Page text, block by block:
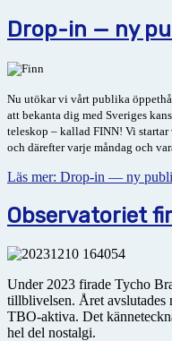
Drop-in — ny
Nu utökar vi vårt publika
att bekanta dig med Sveriges
teleskop – kallad FINN! Vi
och därefter varje måndag och
Läs mer: Drop-in — ny
Observatoriet
Under 2023 firade Tycho
tillblivelsen. Året avslutades
TBO-aktiva. Det
hel del nostalgi.